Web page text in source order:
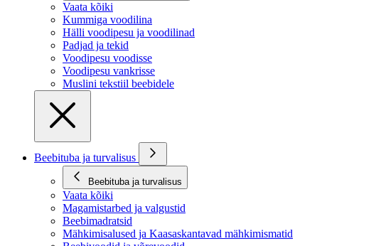
Vaata kõiki
Kummiga voodilina
Hälli voodipesu ja voodilinad
Padjad ja tekid
Voodipesu voodisse
Voodipesu vankrisse
Muslini tekstiil beebidele
Beebituba ja turvalisus
Beebituba ja turvalisus
Vaata kõiki
Magamistarbed ja valgustid
Beebimadratsid
Mähkimisalused ja Kaasaskantavad mähkimismatid